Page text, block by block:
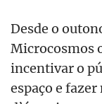
Desde o
Microcosmos
incentivar o
espaço e